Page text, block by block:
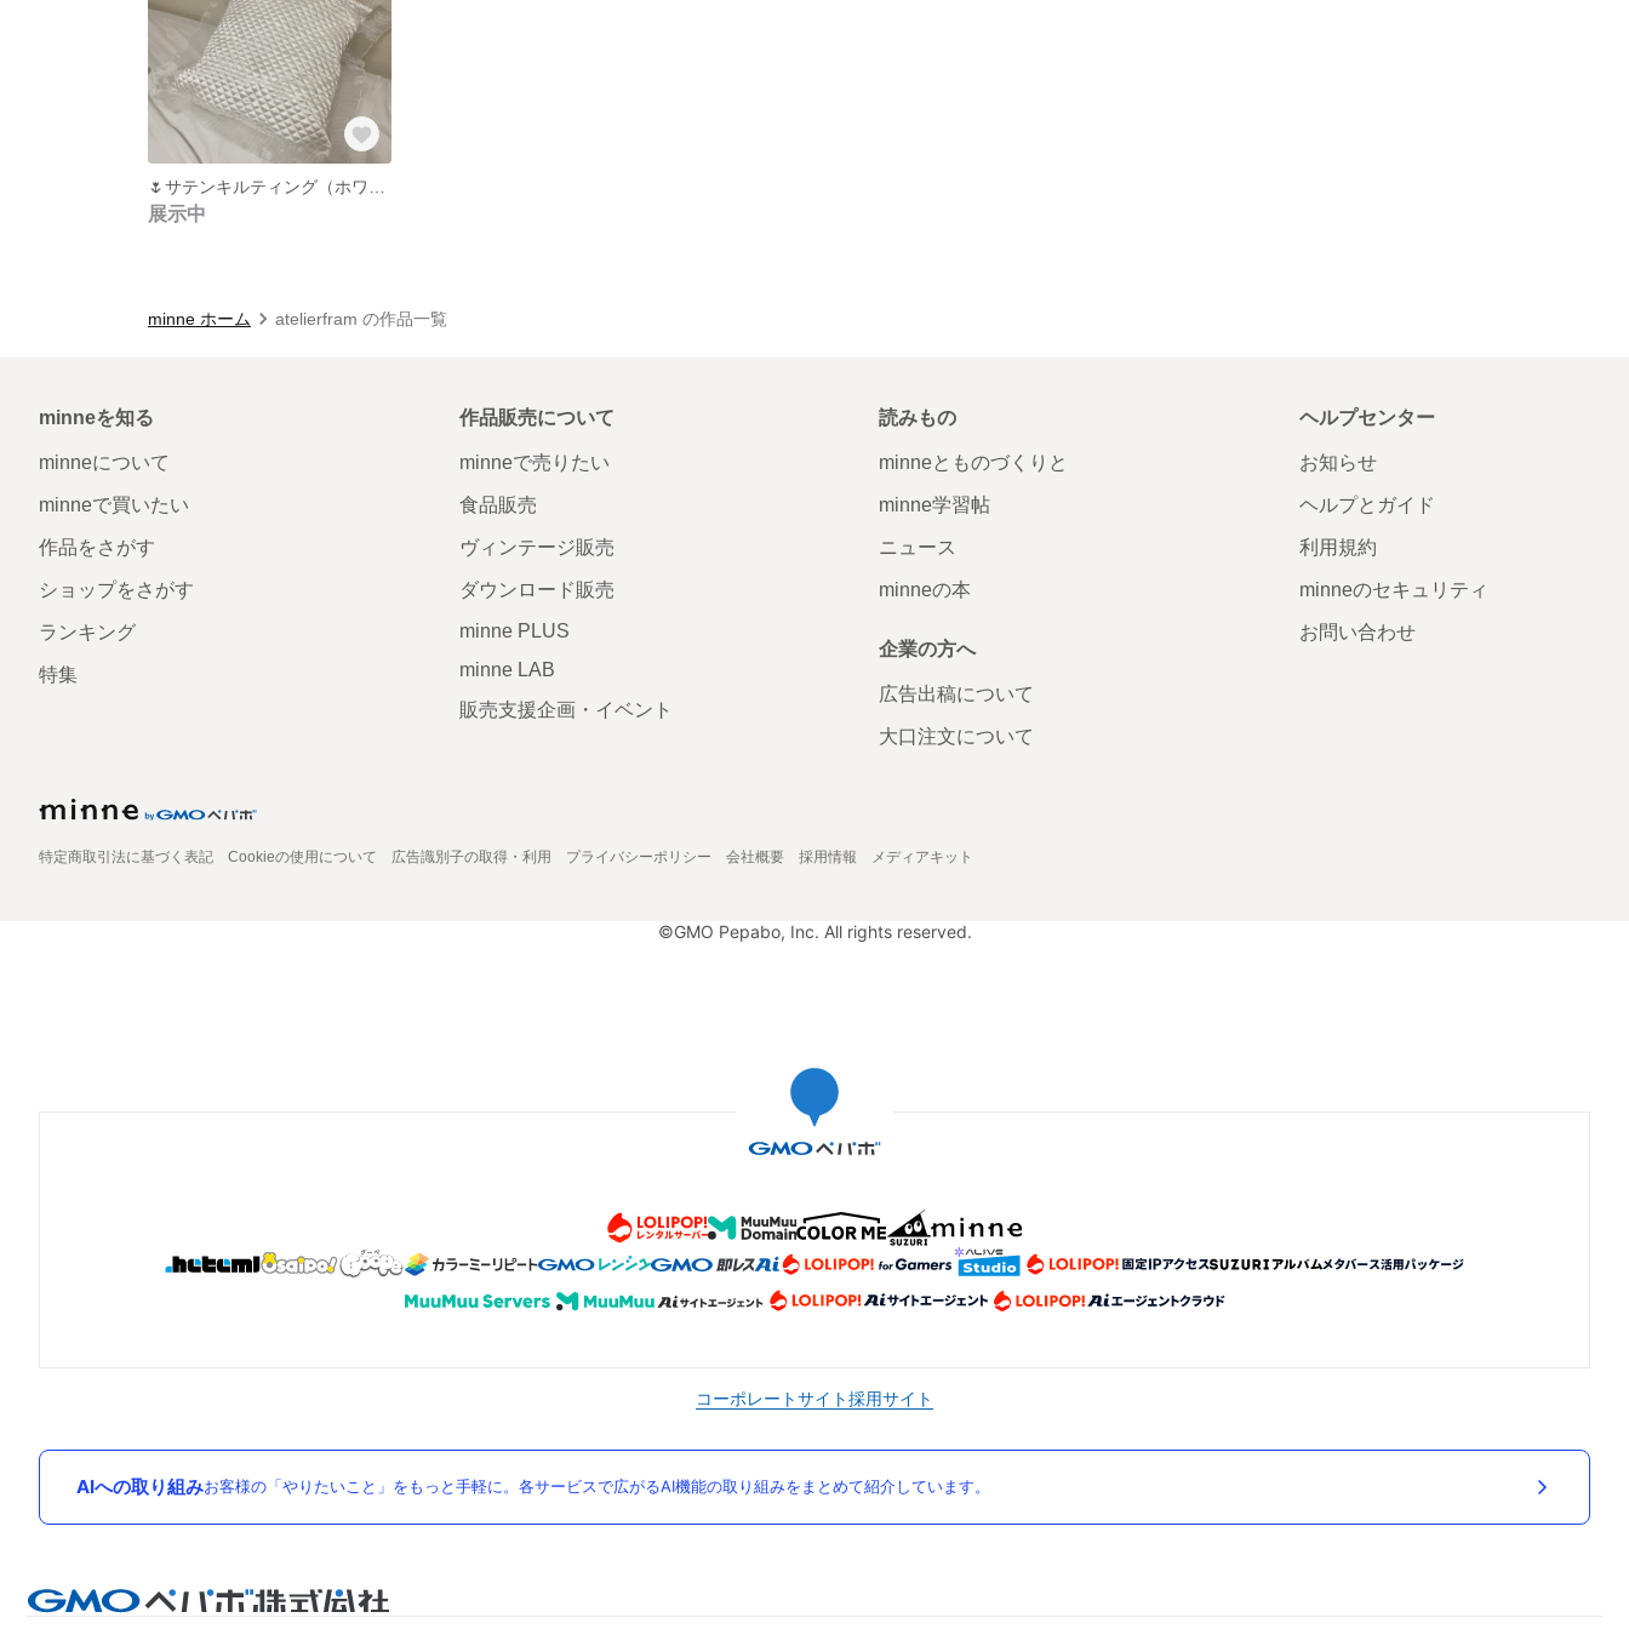
展示中
minne ホーム atelierfram の作品一覧
minneを知る
minneについて
minneで買いたい
作品をさがす
ショップをさがす
ランキング
特集
作品販売について
minneで売りたい
食品販売
ヴィンテージ販売
ダウンロード販売
minne PLUS
minne LAB
販売支援企画・イベント
読みもの
minneとものづくりと
minne学習帖
ニュース
minneの本
企業の方へ
広告出稿について
大口注文について
ヘルプセンター
お知らせ
ヘルプとガイド
利用規約
minneのセキュリティ
お問い合わせ
特定商取引法に基づく表記 Cookieの使用について 広告識別子の取得・利用 プライバシーポリシー 会社概要 採用情報 メディアキット
©GMO Pepabo, Inc. All rights reserved.
コーポレートサイト採用サイト
AIへの取り組みお客様の「やりたいこと」をもっと手軽に。各サービスで広がるAI機能の取り組みをまとめて紹介しています。